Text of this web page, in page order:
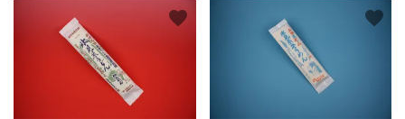
favorite favorite